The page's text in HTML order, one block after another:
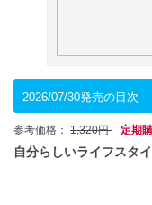
2026/07/30発売の目次
参考価格： 1,320円 定期
自分らしいライフスタ